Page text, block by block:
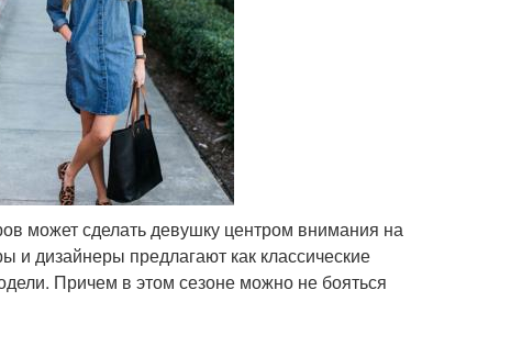
может сделать девушку центром внимания на
и дизайнеры предлагают как классические
Причем в этом сезоне можно не бояться